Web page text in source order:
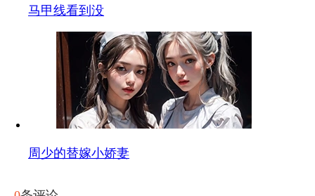
马甲线看到没
周少的替嫁小娇妻